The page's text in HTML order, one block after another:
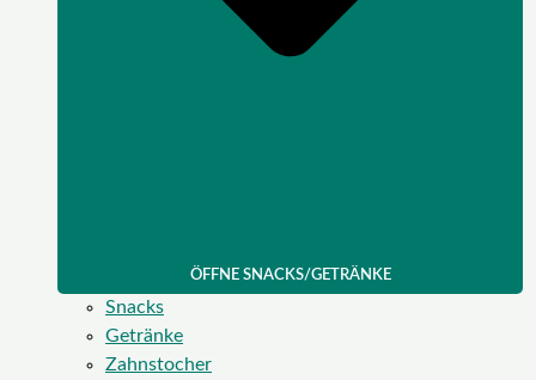
ÖFFNE SNACKS/GETRÄNKE
Snacks
Getränke
Zahnstocher